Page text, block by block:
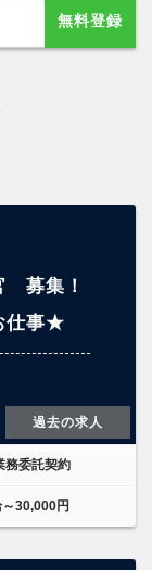
無料登録
募集！
仕事★
過去の求人
務委託契約
～30,000円